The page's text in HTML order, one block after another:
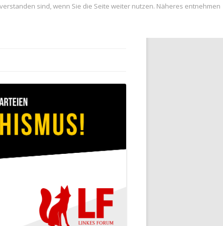
sind, wenn Sie die Seite weiter nutzen. Näheres entnehmen